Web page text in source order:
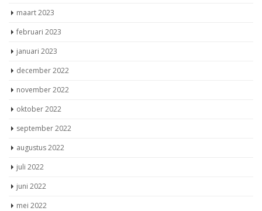
maart 2023
februari 2023
januari 2023
december 2022
november 2022
oktober 2022
september 2022
augustus 2022
juli 2022
juni 2022
mei 2022